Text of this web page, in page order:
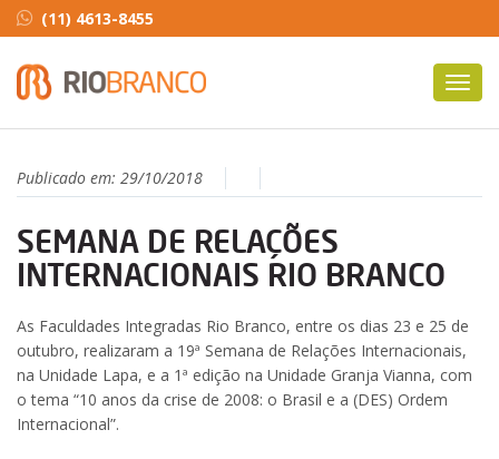
(11) 4613-8455
Publicado em: 29/10/2018
SEMANA DE RELAÇÕES
INTERNACIONAIS RIO BRANCO
As Faculdades Integradas Rio Branco, entre os dias 23 e 25 de
outubro, realizaram a 19ª Semana de Relações Internacionais,
na Unidade Lapa, e a 1ª edição na Unidade Granja Vianna, com
o tema “10 anos da crise de 2008: o Brasil e a (DES) Ordem
Internacional”.